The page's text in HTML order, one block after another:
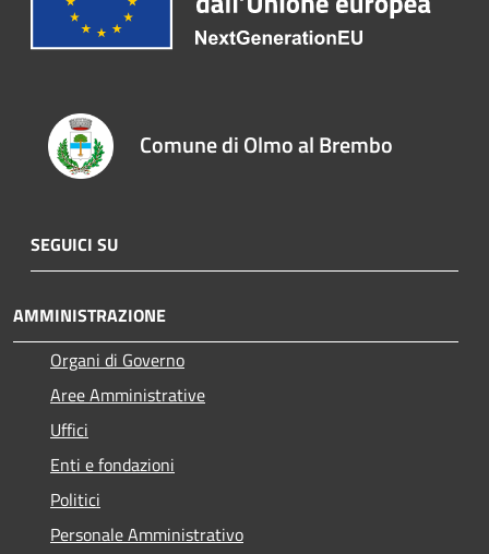
Comune di Olmo al Brembo
SEGUICI SU
AMMINISTRAZIONE
Organi di Governo
Aree Amministrative
Uffici
Enti e fondazioni
Politici
Personale Amministrativo